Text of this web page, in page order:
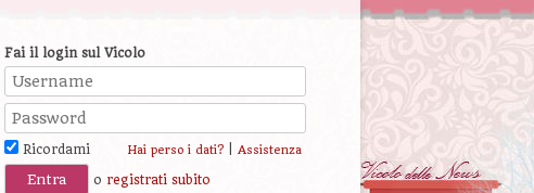
Fai il login sul Vicolo
Ricordami Hai perso i dati?| Assistenza
o registrati subito